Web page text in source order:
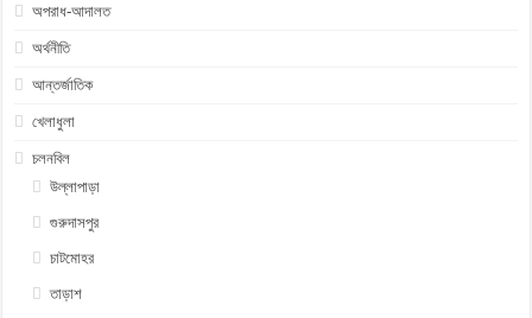
অপরাধ-আদালত
অর্থনীতি
আন্তর্জাতিক
খেলাধুলা
চলনবিল
উল্লাপাড়া
গুরুদাসপুর
চাটমোহর
তাড়াশ